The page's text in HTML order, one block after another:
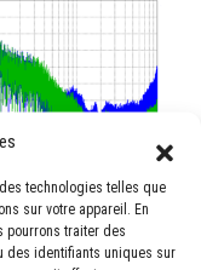
technologies telles que
sur votre appareil. En
pourrons traiter des
des identifiants uniques sur